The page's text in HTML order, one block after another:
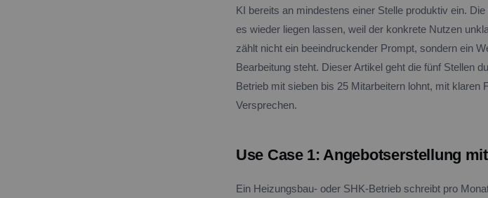
KI bereits an mindestens einer Stelle produktiv ein.
es wieder liegen lassen, weil der konkrete Nutzen
zählt nicht ein beeindruckender Prompt, sondern ein
Bearbeitung steht. Dieser Artikel geht die fünf Stellen
Betrieb mit sieben bis 25 Mitarbeitern lohnt, mit klaren
Versprechen.
Use Case 1: Angebotserstellung
Ein Heizungsbau- oder SHK-Betrieb schreibt pro